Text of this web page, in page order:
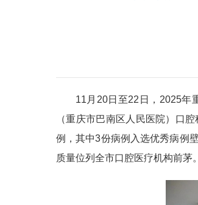
11月20日至22日，2025年
（重庆市巴南区人民医院）口
例，其中3份病例入选优秀病例
质量位列全市口腔医疗机构前茅。